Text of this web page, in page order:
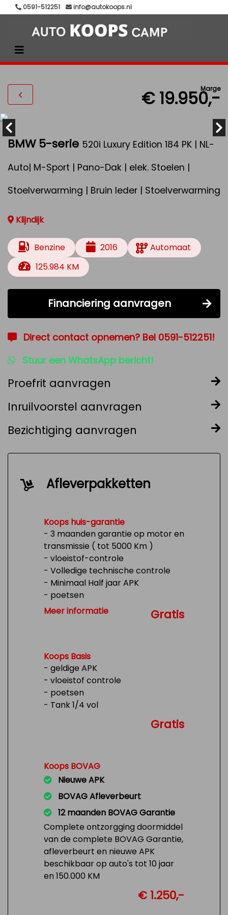
0591-512251 info@autokoops.nl
Marge
€ 19.950,-
BMW 5-serie 520i Luxury Edition 184 PK | NL-
Auto| M-Sport | Pano-Dak | elek. Stoelen |
Stoelverwarming | Bruin leder | Stoelverwarming
Klijndijk
Benzine 2016
Automaat
125.984 KM
Financiering aanvragen
Direct contact opnemen? Bel 0591-512251!
Stuur een WhatsApp bericht!
Proefrit aanvragen
Inruilvoorstel aanvragen
Bezichtiging aanvragen
Afleverpakketten
Koops huis-garantie
- 3 maanden garantie op motor en
transmissie ( tot 5000 Km )
- vloeistof-controle
- Volledige technische controle
- Minimaal Half jaar APK
- poetsen
- Tank 1/4 vol
Meer informatie Gratis
Koops Basis
- geldige APK
- vloeistof controle
- poetsen
- Tank 1/4 vol
Gratis
Koops BOVAG
Nieuwe APK
BOVAG Afleverbeurt
12 maanden BOVAG Garantie
Complete ontzorgging doormiddel
van de complete BOVAG Garantie,
afleverbeurt en nieuwe APK
beschikbaar op auto's tot 10 jaar
en 150.000 KM
€ 1.250,-